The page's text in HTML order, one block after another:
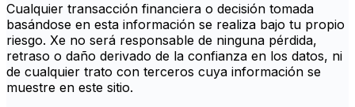
Cualquier transacción financiera o decisión tomada
basándose en esta información se realiza bajo tu propio
riesgo. Xe no será responsable de ninguna pérdida,
retraso o daño derivado de la confianza en los datos, ni
de cualquier trato con terceros cuya información se
muestre en este sitio.